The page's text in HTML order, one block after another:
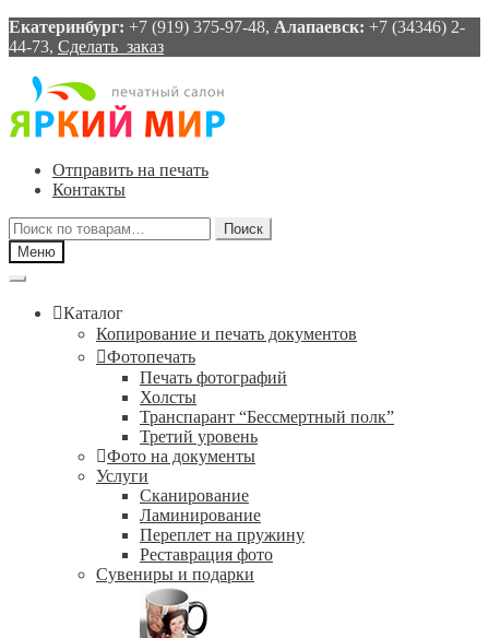
Екатеринбург: +7 (919) 375-97-48, Алапаевск: +7 (34346) 2-
44-73, Сделать заказ
Перейти
навигации
Перейти
содержимому
Отправить на печать
Контакты
Искать:
Поиск
Меню
Каталог
Копирование и печать документов
Фотопечать
Печать фотографий
Холсты
Транспарант “Бессмертный полк”
Третий уровень
Фото на документы
Услуги
Сканирование
Ламинирование
Переплет на пружину
Реставрация фото
Сувениры и подарки